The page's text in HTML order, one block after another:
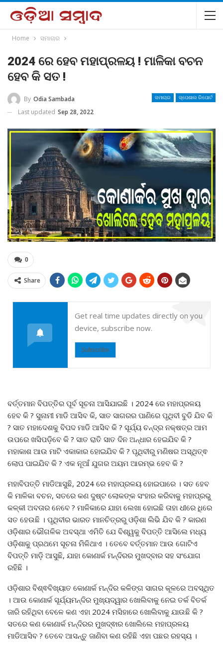
Home ସମାଚାର
2024 ରେ ହେବ ମହାପ୍ରଳୟ ! ମାଳିକା ବଚନ
ହେବ କି ସତ !
ସମାଚାର ସ୍ପେଶାଲ ରିପୋର୍ଟ
By Odia Sambada
Last updated Sep 28, 2022
0
Share
Get real time updates directly on you
device, subscribe now.
Subscribe
ବର୍ତ୍ତମାନ ବିପତ୍ତିର ପୂର୍ବ ସୂଚନା ଆସିଯାଇଛି । 2024 ରେ ମହାପ୍ରଳୟ
ହେବ କି ? ସୁନାମୀ ମାଡି ଆସିବ କି, ସାତ ସାଗରର ପାଣିରେ ପୃଥିବୀ ବୁଡି ଯିବ କି
? ସାତ ମହାଦେଶକୁ ବିପଦ ମାଡି ଆସିବ କି ? ସୂର୍ଯ୍ୟ ଚନ୍ଦ୍ର ନକ୍ଷତ୍ର ଆମ
ଉପରେ ଖସିପଡ଼ିବେ କି ? ସାତ ରାତି ସାତ ଦିନ ଅନ୍ଧାର ହେଇଯିବ କି ?
ମହାକାଶ ଆଉ ମାଟି ଏକାକାର ହୋଇଯିବ କି ? ପୃଥିବୀରୁ ମଣିଷର ଅସ୍ଥିତ୍ଵ
ଲୋପ ପାଇଯିବ କି ? ଏକ ନୂଆଁ ଯୁଗର ଅୟମ ଆରମ୍ଭ ହେବ କି ?
ମହାବିପତ୍ତି ମାଡିଆସୁଛି, 2024 ରେ ମହାପ୍ରଳୟ ହୋଇପାରେ । ସତ ହେବ
କି ମାଳିକା ବଚନ, ସତରେ କଣ ଦୁଷ୍ଟ ଲୋକଙ୍କ ସଂହାର କରିବାକୁ ମହାପ୍ରଭୁ
କଳ୍କୀ ଅବତାର ନେବେ ? ମାଳିକାରେ ଯାହା ଲେଖା ହୋଇଛି ତାହା ଧୀରେ ଧିରେ
ସତ ହେଉଛି । ପୃଥିବୀର ଭାରତ ମାନଚିତ୍ରରୁ ଓଡ଼ିଶା ଲିଭି ଯିବ କି ? କାରଣ
ଓଡ଼ିଶାର ଭୌଗଳିକ ଅବସ୍ଥା ଏମିତି ଯେ ବିଶ୍ୱକୁ ବିପତ୍ତି ଆସିଲେ ମଧ୍ୟ
ଓଡ଼ିଶାକୁ ପ୍ରଥମେ ସୂଚନା ମିଳିଥାଏ । ତେବେ ବର୍ତ୍ତମାନ ଆଉ ଗୋଟିଏ
ବିପତ୍ତି ମାଡ଼ି ଆସୁଛି, ଯାହା କୋଣାର୍କ ମନ୍ଦିରର ମୁଖଦ୍ବାର ସହ ସଂଯୋଗ
ରହିଛି ।
ଓଡ଼ିଶାର ବିଶ୍ଵବିଖ୍ୟାତ କୋଣାର୍କ ମନ୍ଦିର କଳିଙ୍ଗ ସାଗର କୂଳରେ ଅବସ୍ଥିତ
। ଆଉ କୋଣାର୍କ ସୂର୍ଯ୍ୟମନ୍ଦିର ମୁଖ୍ୟଦ୍ୱାର ଖୋଲିବାକୁ ନେଇ ତର୍କ ବିତର୍କ
ଜାରି ରହିଥିବା ବେଳେ କଣ ଏହା 2024 ମସିହାରେ ଖୋଲିବାକୁ ଯାଉଛି କି ?
ସତରେ କଣ କୋଣାର୍କ ମନ୍ଦିରର ମୁଖଦ୍ଵାର ଖୋଲିଲେ ମହାପ୍ରଳୟ
ମାଡିଆସିବ ? ତେବେ ଆସନ୍ତୁ ଜାଣିବା କଣ ରହିଛି ଏହା ପଛର ରହସ୍ୟ ।